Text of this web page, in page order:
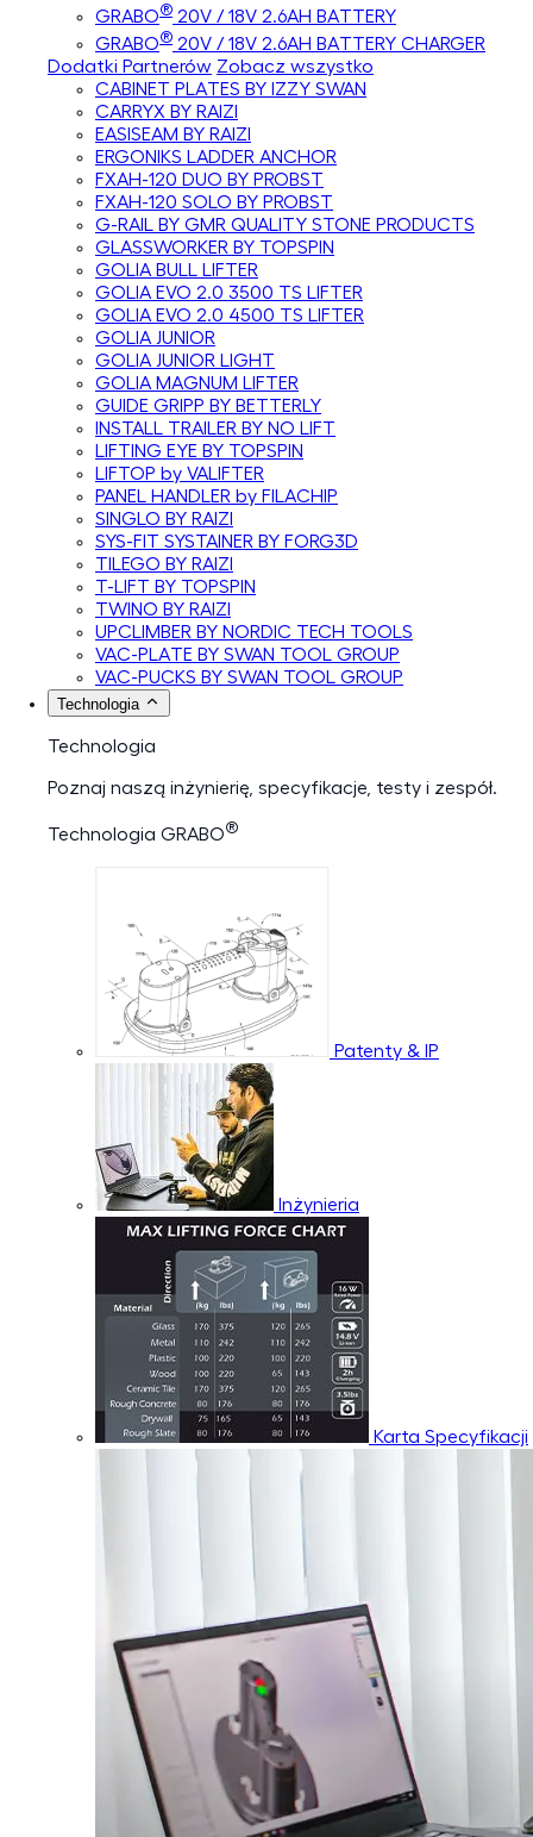
GRABO® 20V / 18V 2.6AH BATTERY
GRABO® 20V / 18V 2.6AH BATTERY CHARGER
Dodatki Partnerów Zobacz wszystko
CABINET PLATES BY IZZY SWAN
CARRYX BY RAIZI
EASISEAM BY RAIZI
ERGONIKS LADDER ANCHOR
FXAH-120 DUO BY PROBST
FXAH-120 SOLO BY PROBST
G-RAIL BY GMR QUALITY STONE PRODUCTS
GLASSWORKER BY TOPSPIN
GOLIA BULL LIFTER
GOLIA EVO 2.0 3500 TS LIFTER
GOLIA EVO 2.0 4500 TS LIFTER
GOLIA JUNIOR
GOLIA JUNIOR LIGHT
GOLIA MAGNUM LIFTER
GUIDE GRIPP BY BETTERLY
INSTALL TRAILER BY NO LIFT
LIFTING EYE BY TOPSPIN
LIFTOP by VALIFTER
PANEL HANDLER by FILACHIP
SINGLO BY RAIZI
SYS-FIT SYSTAINER BY FORG3D
TILEGO BY RAIZI
T-LIFT BY TOPSPIN
TWINO BY RAIZI
UPCLIMBER BY NORDIC TECH TOOLS
VAC-PLATE BY SWAN TOOL GROUP
VAC-PUCKS BY SWAN TOOL GROUP
Technologia
Technologia
Poznaj naszą inżynierię, specyfikacje, testy i zespół.
Technologia GRABO®
Patenty & IP
Inżynieria
Karta Specyfikacji